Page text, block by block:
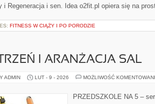
i Regeneracja i sen. Idea o2fit.pl opiera się na
FITNESS W CIĄŻY I PO PORODZIE
I ARANŻACJA SAL
ADMIN LUT - 9 - 2026 MOŻLIWOŚĆ
PRZEDSZKOLE NA 5 –